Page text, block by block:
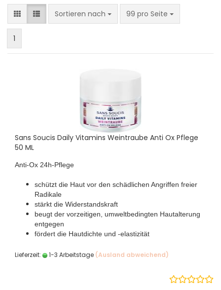
Sortieren nach
Sortieren nach 99 pro Seite
pro Seite
1
Sans Soucis Daily Vitamins Weintraube Anti Ox Pflege
50 ML
Anti-Ox 24h-Pflege
schützt die Haut vor den schädlichen Angriffen freier
Radikale
stärkt die Widerstandskraft
beugt der vorzeitigen, umweltbedingten Hautalterung
entgegen
fördert die Hautdichte und -elastizität
Lieferzeit: 1-3 Arbeitstage (Ausland abweichend)